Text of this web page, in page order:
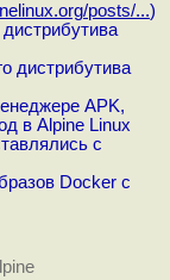
posts/...)
дистрибутива
APK,
в Alpine Linux
с
Docker с